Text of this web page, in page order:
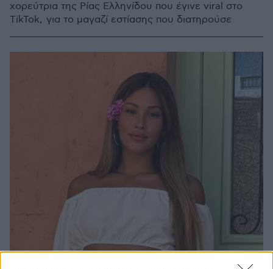
χορεύτρια της Ρίας Ελληνίδου που έγινε viral στο
TikTok, για το μαγαζί εστίασης που διατηρούσε